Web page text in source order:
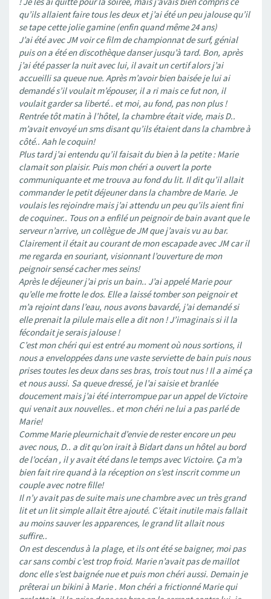
qu’ils allaient faire tous les deux et j’ai été un peu jalouse qu’il
se tape cette jolie gamine (enfin quand même 24 ans)
J’ai été avec JM voir ce film de championnat de surf, génial
puis on a été en discothèque danser jusqu’à tard. Bon, après
j’ai été passer la nuit avec lui, il avait un certif alors j’ai
accueilli sa queue nue. Après m’avoir bien baisée je lui ai
demandé s’il voulait m’épouser, il a ri mais ce fut non, il
voulait garder sa liberté.. et moi, au fond, pas non plus !
Rentrée tôt matin à l’hôtel, la chambre était vide, mais D..
m’avait envoyé un sms disant qu’ils étaient dans la chambre à
côté.. Aah le coquin!
Plus tard j’ai entendu qu’il faisait du bien à la petite : Marie
clamait son plaisir. Puis mon chéri a ouvert la porte
communiquante et me trouva au fond du lit. Il dit qu’il allait
commander le petit déjeuner dans la chambre de Marie. Je
voulais les rejoindre mais j’ai attendu un peu qu’ils aient fini
de coquiner.. Tous on a enfilé un peignoir de bain avant que le
serveur n’arrive, un collègue de JM que j’avais vu au bar.
Clairement il était au courant de mon escapade avec JM car il
me regarda en souriant, visionnant l’ouverture de mon
peignoir sensé cacher mes seins!
Après le déjeuner j’ai pris un bain.. J’ai appelé Marie pour
qu’elle me frotte le dos. Elle a laissé tomber son peignoir et
m’a rejoint dans l’eau, nous avons bavardé, j’ai demandé si
elle prenait la pilule mais elle a dit non ! J’imaginais si il la
fécondait je serais jalouse !
C’est mon chéri qui est entré au moment où nous sortions, il
nous a enveloppées dans une vaste serviette de bain puis nous
prises toutes les deux dans ses bras, trois tout nus ! Il a aimé ça
et nous aussi. Sa queue dressé, je l’ai saisie et branlée
doucement mais j’ai été interrompue par un appel de Victoire
qui venait aux nouvelles.. et mon chéri ne lui a pas parlé de
Marie!
Comme Marie pleurnichait d’envie de rester encore un peu
avec nous, D.. a dit qu’on irait à Bidart dans un hôtel au bord
de l’océan , il y avait été dans le temps avec Victoire. Ça m’a
bien fait rire quand à la réception on s’est inscrit comme un
couple avec notre fille!
Il n’y avait pas de suite mais une chambre avec un très grand
lit et un lit simple allait être ajouté. C’était inutile mais fallait
au moins sauver les apparences, le grand lit allait nous
suffire..
On est descendus à la plage, et ils ont été se baigner, moi pas
car sans combi c’est trop froid. Marie n’avait pas de maillot
donc elle s’est baignée nue et puis mon chéri aussi. Demain je
prêterai un bikini à Marie . Mon chéri a frictionné Marie qui